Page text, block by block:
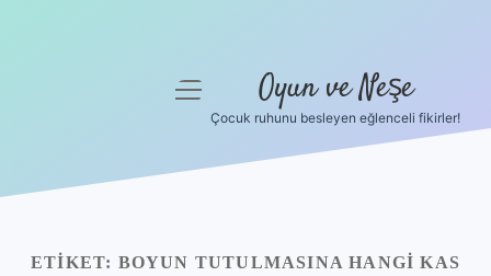
Yasal Uyarı
menüyü
Oyun ve Neşe
Çocuk ruhunu besleyen eğlenceli fikirler!
ETIKET: BOYUN TUTULMASINA HANGI KAS